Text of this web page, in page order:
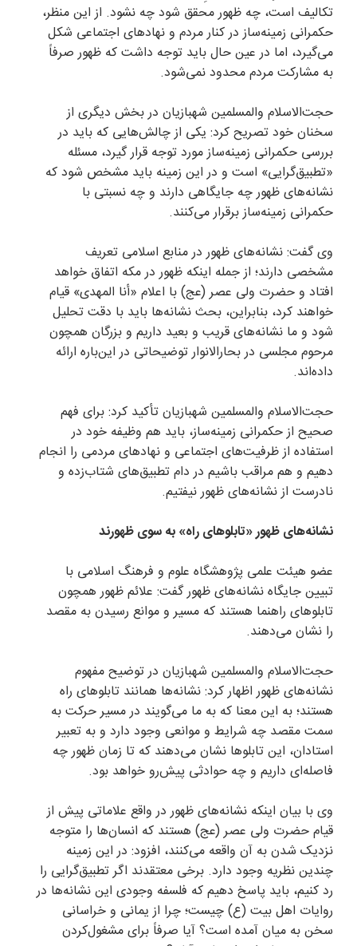
تکالیف است، چه ظهور محقق شود چه نشود. از این منظر،
حکمرانی زمینه‌ساز در کنار مردم و نهاد‌های اجتماعی شکل
می‌گیرد، اما در عین حال باید توجه داشت که ظهور صرفاً
به مشارکت مردم محدود نمی‌شود.
حجت‌الاسلام والمسلمین شهبازیان در بخش دیگری از
سخنان خود تصریح کرد: یکی از چالش‌هایی که باید در
بررسی حکمرانی زمینه‌ساز مورد توجه قرار گیرد، مسئله
«تطبیق‌گرایی» است و در این زمینه باید مشخص شود که
نشانه‌های ظهور چه جایگاهی دارند و چه نسبتی با
حکمرانی زمینه‌ساز برقرار می‌کنند.
وی گفت: نشانه‌های ظهور در منابع اسلامی تعریف
مشخصی دارند؛ از جمله اینکه ظهور در مکه اتفاق خواهد
افتاد و حضرت ولی عصر (عج) با اعلام «أنا المهدی» قیام
خواهند کرد، بنابراین، بحث نشانه‌ها باید با دقت تحلیل
شود و ما نشانه‌های قریب و بعید داریم و بزرگان همچون
مرحوم مجلسی در بحارالانوار توضیحاتی در این‌باره ارائه
داده‌اند.
حجت‌الاسلام والمسلمین شهبازیان تأکید کرد: برای فهم
صحیح از حکمرانی زمینه‌ساز، باید هم وظیفه خود در
استفاده از ظرفیت‌های اجتماعی و نهاد‌های مردمی را انجام
دهیم و هم مراقب باشیم در دام تطبیق‌های شتاب‌زده و
نادرست از نشانه‌های ظهور نیفتیم.
نشانه‌های ظهور «تابلو‌های راه» به سوی ظهورند
عضو هیئت علمی پژوهشگاه علوم و فرهنگ اسلامی با
تبیین جایگاه نشانه‌های ظهور گفت: علائم ظهور همچون
تابلو‌های راهنما هستند که مسیر و موانع رسیدن به مقصد
را نشان می‌دهند.
حجت‌الاسلام والمسلمین شهبازیان در توضیح مفهوم
نشانه‌های ظهور اظهار کرد: نشانه‌ها همانند تابلو‌های راه
هستند؛ به این معنا که به ما می‌گویند در مسیر حرکت به
سمت مقصد چه شرایط و موانعی وجود دارد و به تعبیر
استادان، این تابلو‌ها نشان می‌دهند که تا زمان ظهور چه
فاصله‌ای داریم و چه حوادثی پیش‌رو خواهد بود.
وی با بیان اینکه نشانه‌های ظهور در واقع علاماتی پیش از
قیام حضرت ولی عصر (عج) هستند که انسان‌ها را متوجه
نزدیک شدن به آن واقعه می‌کنند، افزود: در این زمینه
چندین نظریه وجود دارد. برخی معتقدند اگر تطبیق‌گرایی را
رد کنیم، باید پاسخ دهیم که فلسفه وجودی این نشانه‌ها در
روایات اهل‌ بیت (ع) چیست؛ چرا از یمانی و خراسانی
سخن به میان آمده است؟ آیا صرفاً برای مشغول‌کردن